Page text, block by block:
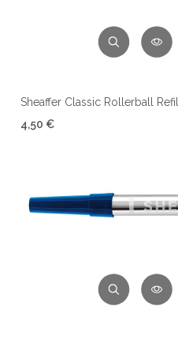
Sheaffer Classic Rollerball
4,50 €